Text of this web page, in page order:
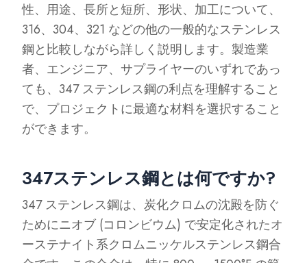
性、用途、長所と短所、形状、加工について、
316、304、321 などの他の一般的なステンレス
鋼と比較しながら詳しく説明します。製造業
者、エンジニア、サプライヤーのいずれであっ
ても、347 ステンレス鋼の利点を理解すること
で、プロジェクトに最適な材料を選択すること
ができます。
347ステンレス鋼とは何ですか?
347 ステンレス鋼は、炭化クロムの沈殿を防ぐ
ためにニオブ (コロンビウム) で安定化されたオ
ーステナイト系クロムニッケルステンレス鋼合